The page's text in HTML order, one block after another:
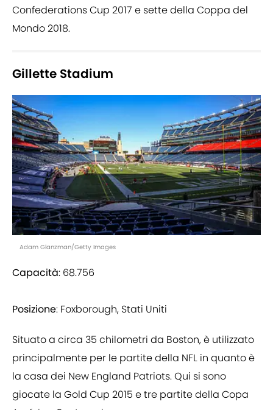
Confederations Cup 2017 e sette della Coppa del
Mondo 2018.
Gillette Stadium
Adam Glanzman/Getty Images
Capacità: 68.756
Posizione: Foxborough, Stati Uniti
Situato a circa 35 chilometri da Boston, è utilizzato
principalmente per le partite della NFL in quanto è
la casa dei New England Patriots. Qui si sono
giocate la Gold Cup 2015 e tre partite della Copa